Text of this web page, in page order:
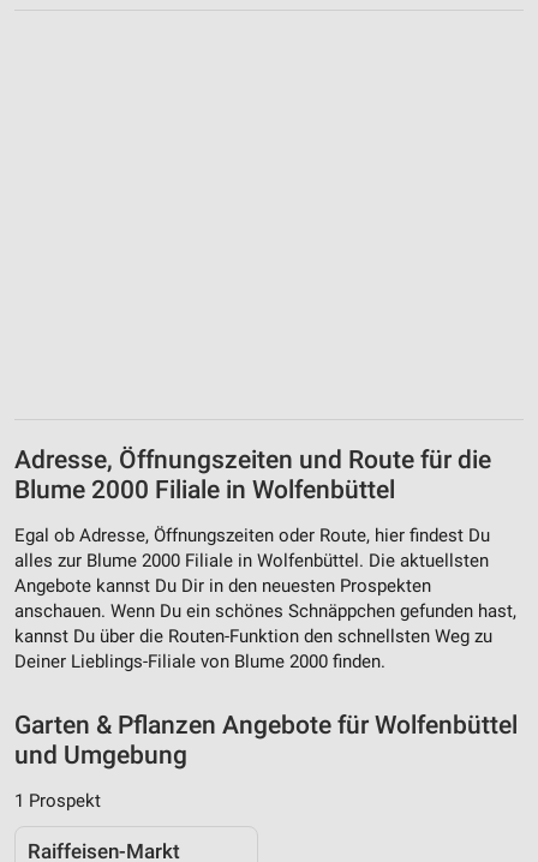
Adresse, Öffnungszeiten und Route für die
Blume 2000 Filiale in Wolfenbüttel
Egal ob Adresse, Öffnungszeiten oder Route, hier findest Du
alles zur Blume 2000 Filiale in Wolfenbüttel. Die aktuellsten
Angebote kannst Du Dir in den neuesten Prospekten
anschauen. Wenn Du ein schönes Schnäppchen gefunden hast,
kannst Du über die Routen-Funktion den schnellsten Weg zu
Deiner Lieblings-Filiale von Blume 2000 finden.
Garten & Pflanzen Angebote für Wolfenbüttel
und Umgebung
1 Prospekt
Raiffeisen-Markt
Nicht-IAB-Verarbeitungszwecke:
Notwendig
Performance
Funktional
Werbung